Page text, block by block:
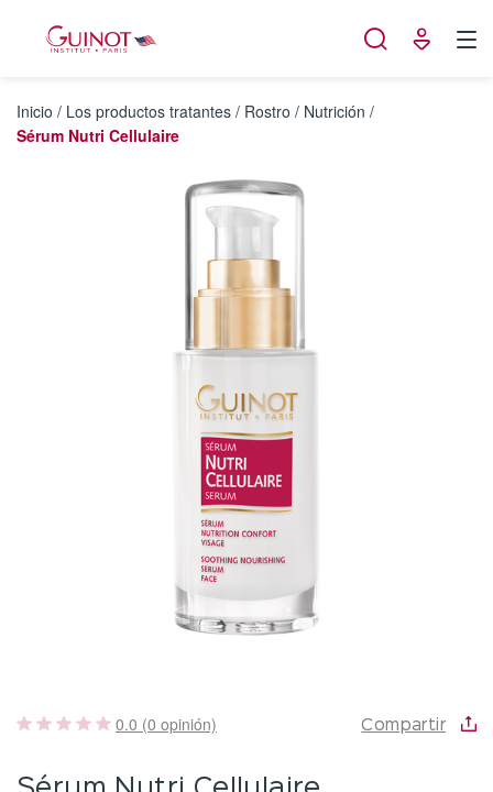
Inicio / Los productos tratantes / Rostro / Nutrición /
Sérum Nutri Cellulaire
0.0 (0 opinión) Compartir